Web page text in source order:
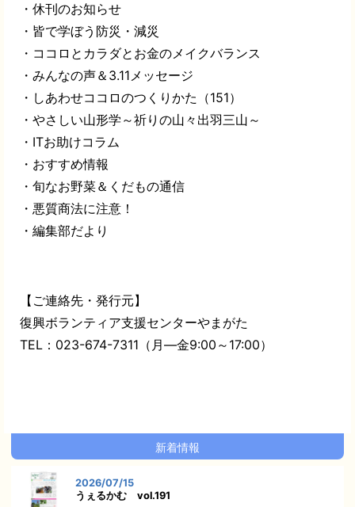
・休刊のお知らせ
・皆で学ぼう防災・減災
・ココロとカラダとお金のメイクバランス
・みんなの声＆3.11メッセージ
・しあわせココロのつくりかた（151）
・やさしい山形学～祈りの山々出羽三山～
・ITお助けコラム
・おすすめ情報
・旬なお野菜＆くだもの通信
・悪質商法に注意！
・編集部だより
【ご連絡先・発行元】
復興ボランティア支援センターやまがた
TEL：023-674-7311（月―金9:00～17:00）
新着情報
2026/07/15
うぇるかむ vol.191